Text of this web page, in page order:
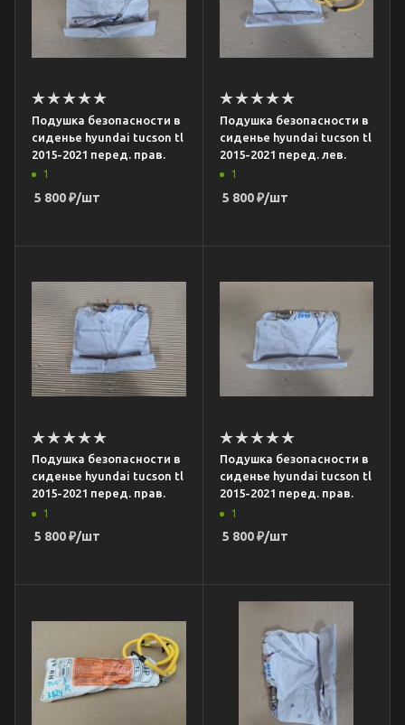
Подушка безопасности в
сиденье hyundai tucson tl
2015-2021 перед. прав.
1
5 800₽/шт
Подушка безопасности в
сиденье hyundai tucson tl
2015-2021 перед. лев.
1
5 800₽/шт
Подушка безопасности в
сиденье hyundai tucson tl
2015-2021 перед. прав.
1
5 800₽/шт
Подушка безопасности в
сиденье hyundai tucson tl
2015-2021 перед. прав.
1
5 800₽/шт